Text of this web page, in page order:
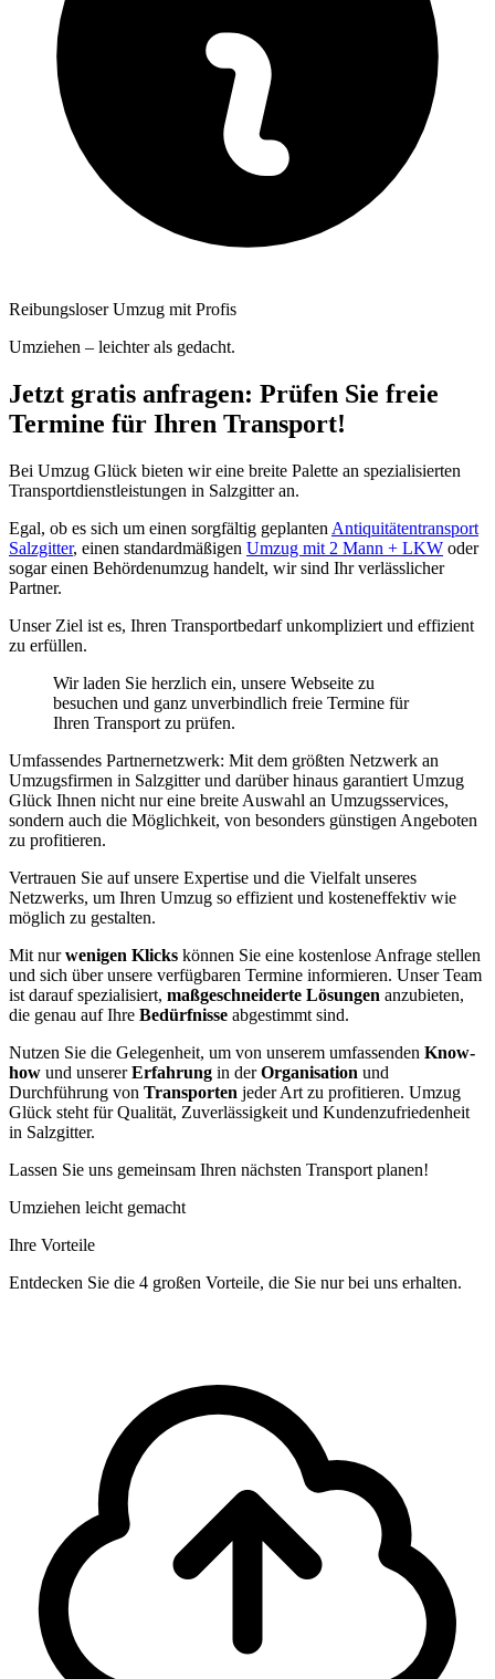
Reibungsloser Umzug mit Profis
Umziehen – leichter als gedacht.
Jetzt gratis anfragen: Prüfen Sie freie
Termine für Ihren Transport!
Bei Umzug Glück bieten wir eine breite Palette an spezialisierten
Transportdienstleistungen in Salzgitter an.
Egal, ob es sich um einen sorgfältig geplanten Antiquitätentransport
Salzgitter, einen standardmäßigen Umzug mit 2 Mann + LKW oder
sogar einen Behördenumzug handelt, wir sind Ihr verlässlicher
Partner.
Unser Ziel ist es, Ihren Transportbedarf unkompliziert und effizient
zu erfüllen.
Wir laden Sie herzlich ein, unsere Webseite zu
besuchen und ganz unverbindlich freie Termine für
Ihren Transport zu prüfen.
Umfassendes Partnernetzwerk: Mit dem größten Netzwerk an
Umzugsfirmen in Salzgitter und darüber hinaus garantiert Umzug
Glück Ihnen nicht nur eine breite Auswahl an Umzugsservices,
sondern auch die Möglichkeit, von besonders günstigen Angeboten
zu profitieren.
Vertrauen Sie auf unsere Expertise und die Vielfalt unseres
Netzwerks, um Ihren Umzug so effizient und kosteneffektiv wie
möglich zu gestalten.
Mit nurwenigen Klicks können Sie eine kostenlose Anfrage stellen
und sich über unsere verfügbaren Termine informieren. Unser Team
ist darauf spezialisiert, maßgeschneiderte Lösungen anzubieten,
die genau auf Ihre Bedürfnisse abgestimmt sind.
Nutzen Sie die Gelegenheit, um von unserem umfassenden Know-
how und unsererErfahrung in derOrganisation und
Durchführung von Transporten jeder Art zu profitieren. Umzug
Glück steht für Qualität, Zuverlässigkeit und Kundenzufriedenheit
in Salzgitter.
Lassen Sie uns gemeinsam Ihren nächsten Transport planen!
Umziehen leicht gemacht
Ihre Vorteile
Entdecken Sie die 4 großen Vorteile, die Sie nur bei uns erhalten.